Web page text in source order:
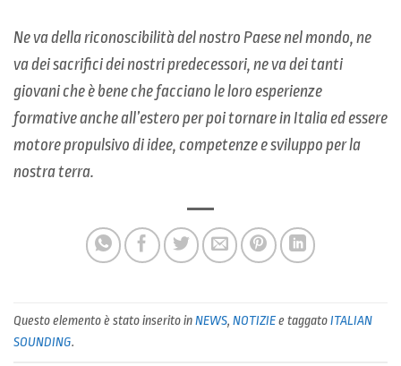
Ne va della riconoscibilità del nostro Paese nel mondo, ne
va dei sacrifici dei nostri predecessori, ne va dei tanti
giovani che è bene che facciano le loro esperienze
formative anche all’estero per poi tornare in Italia ed essere
motore propulsivo di idee, competenze e sviluppo per la
nostra terra.
Questo elemento è stato inserito inNEWS, NOTIZIEe taggatoITALIAN
SOUNDING.